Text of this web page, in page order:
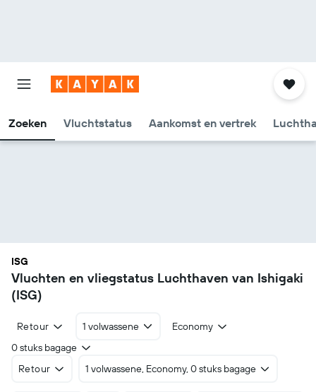
Zoeken Vluchtstatus Aankomst en vertrek
ISG
Vluchten en vliegstatus Luchthaven van Ishigaki
(ISG)
Retour 1 volwassene
Economy
0 stuks bagage
Retour
1 volwassene, Economy, 0 stuks bagage